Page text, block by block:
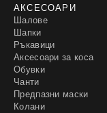
АКСЕСОАРИ
Шалове
Шапки
Ръкавици
Аксесоари за коса
Обувки
Чанти
Предпазни маски
Колани